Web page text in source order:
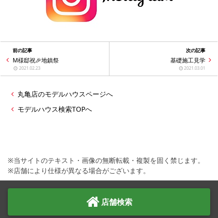
前の記事
M様邸祝🎉地鎮祭
2021.02.23
次の記事
基礎施工見学
2021.03.01
丸亀店のモデルハウスページへ
モデルハウス検索TOPへ
※当サイトのテキスト・画像の無断転載・複製を固く禁じます。
※店舗により仕様が異なる場合がございます。
店舗検索